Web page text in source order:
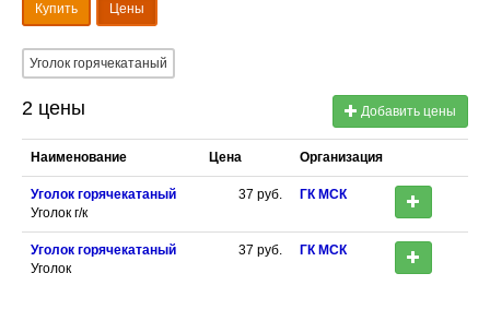
Купить Цены
Уголок горячекатаный
2 цены Добавить цены
Наименование Цена Организация
Уголок горячекатаный
Уголок г/к
37 руб. ГК МСК
Уголок горячекатаный
Уголок
37 руб. ГК МСК